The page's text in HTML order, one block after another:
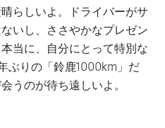
らしいよ。ドライバーがサ
いし、ささやかなプレゼン
当に、自分にとって特別な
ぶりの「鈴鹿1000km」だ
うのが待ち遠しいよ。